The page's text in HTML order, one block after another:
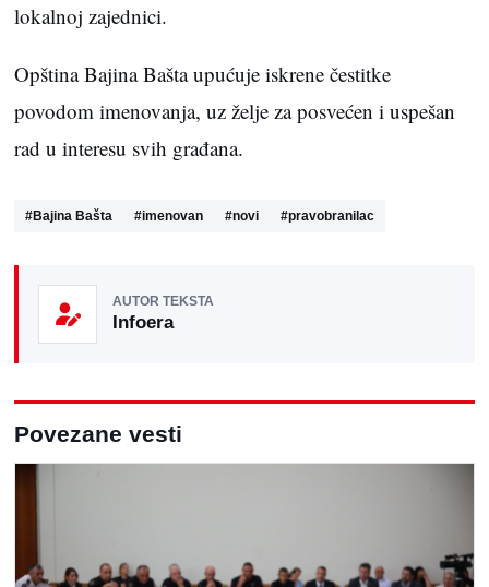
lokalnoj zajednici.
Opština Bajina Bašta upućuje iskrene čestitke
povodom imenovanja, uz želje za posvećen i uspešan
rad u interesu svih građana.
#Bajina Bašta #imenovan #novi #pravobranilac
AUTOR TEKSTA
Infoera
Povezane vesti